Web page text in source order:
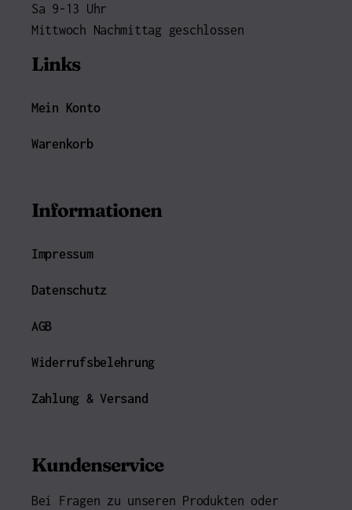
Sa 9-13 Uhr
Mittwoch Nachmittag geschlossen
Links
Mein Konto
Warenkorb
Informationen
Impressum
Datenschutz
AGB
Widerrufsbelehrung
Zahlung & Versand
Kundenservice
Bei Fragen zu unseren Produkten oder